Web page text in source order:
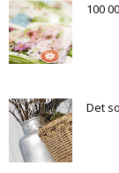
100
Det